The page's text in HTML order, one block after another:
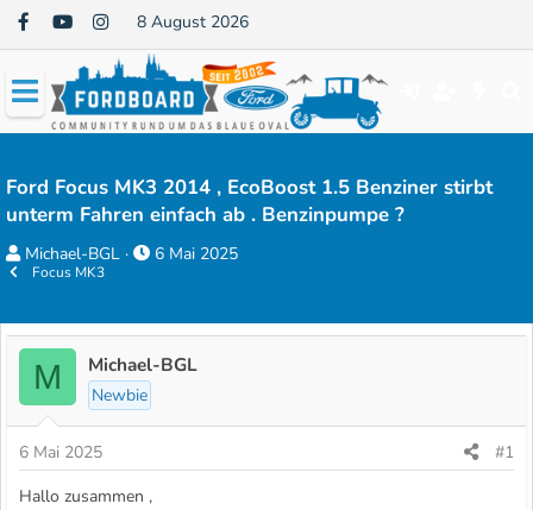
8 August 2026
Ford Focus MK3 2014 , EcoBoost 1.5 Benziner stirbt
unterm Fahren einfach ab . Benzinpumpe ?
E
t
e
r
Michael-BGL
E
t
e
a
6 Mai 2025
Focus MK3
M Michael-BGL
Newbie
6 Mai 2025
#1
Hallo zusammen ,